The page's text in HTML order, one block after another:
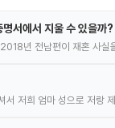
서에서 지울 수 있을까?
년 전남편이 재혼 사실
서 저희 엄마 성으로 저랑